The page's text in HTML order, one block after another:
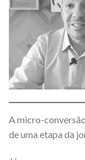
A micro-
de uma etapa da